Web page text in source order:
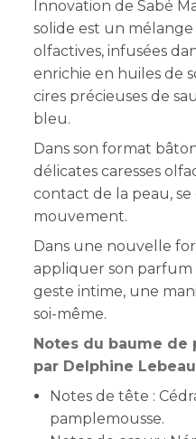
Innovation de Sabé
solide est un
olfactives, infusées
enrichie en huiles de
cires précieuses de
bleu.
Dans son format
délicates caresses
contact de la peau,
mouvement.
Dans une nouvelle
appliquer son parfum
geste intime, une
soi-même.
Notes du baume de
par Delphine Lebeau
Notes de tête :
pamplemousse.